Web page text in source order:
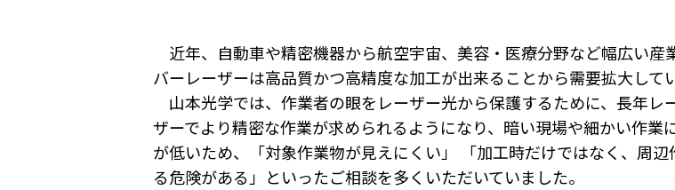
近年、自動車や精密機器から航空宇宙、美容・医療分野など幅広い産
バーレーザーは高品質かつ高精度な加工が出来ることから需要拡大してい
山本光学では、作業者の眼をレーザー光から保護するために、長年レ
ザーでより精密な作業が求められるようになり、暗い現場や細かい作
が低いため、「対象作業物が見えにくい」 「加工時だけではなく、周
る危険がある」といったご相談を多くいただいていました。